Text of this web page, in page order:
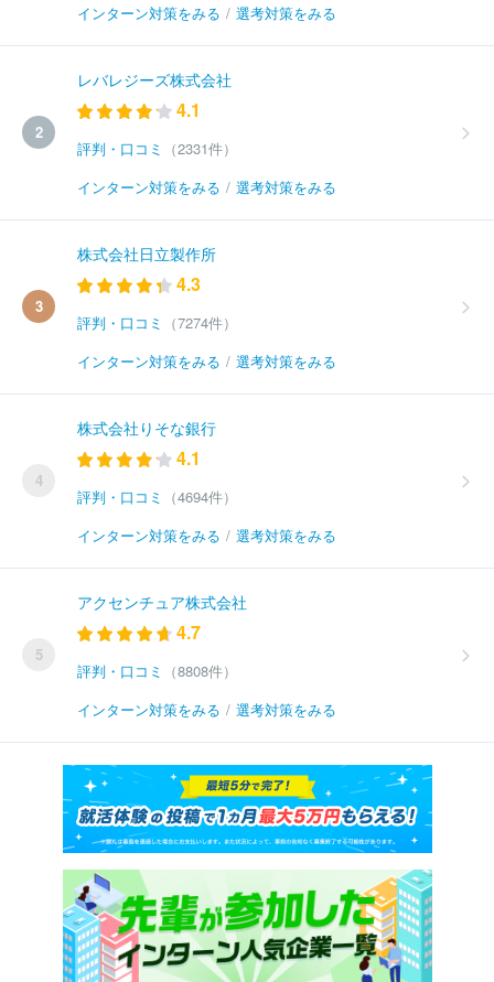
インターン対策をみる / 選考対策をみる
2
レバレジーズ株式会社
4.1
評判・口コミ
（2331件）
インターン対策をみる / 選考対策をみる
3
株式会社日立製作所
4.3
評判・口コミ
（7274件）
インターン対策をみる / 選考対策をみる
4
株式会社りそな銀行
4.1
評判・口コミ
（4694件）
インターン対策をみる / 選考対策をみる
5
アクセンチュア株式会社
4.7
評判・口コミ
（8808件）
インターン対策をみる / 選考対策をみる